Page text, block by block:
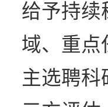
给予持续
域、重点
主选聘